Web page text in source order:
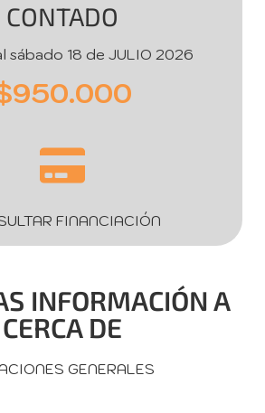
CONTADO
sábado 18 de JULIO 2026
FINANCIACIÓN
INFORMACIÓN A
CERCA DE
GENERALES